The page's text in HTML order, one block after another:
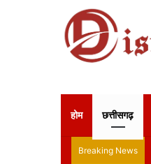
होम छत्तीसगढ़
Breaking News